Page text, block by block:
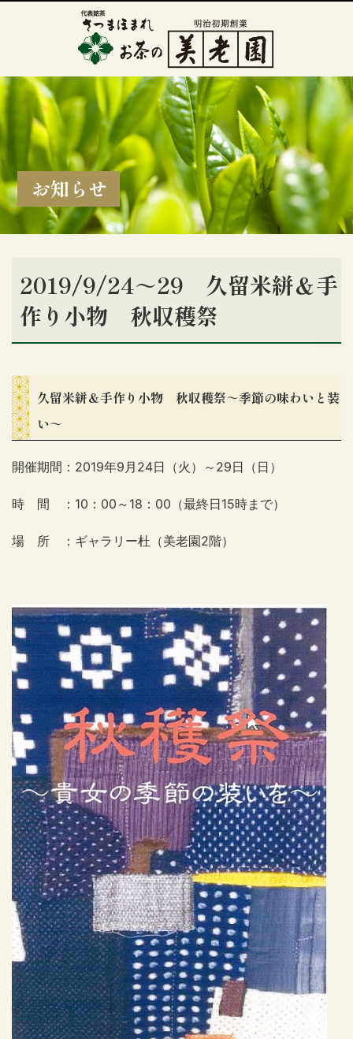
お知らせ
2019/9/24～29 久留米絣＆手
作り小物 秋収穫祭
久留米絣＆手作り小物 秋収穫祭～季節の味わいと装
い～
開催期間：2019年9月24日（火）～29日（日）
時 間 ：10：00～18：00（最終日15時まで）
場 所 ：ギャラリー杜（美老園2階）